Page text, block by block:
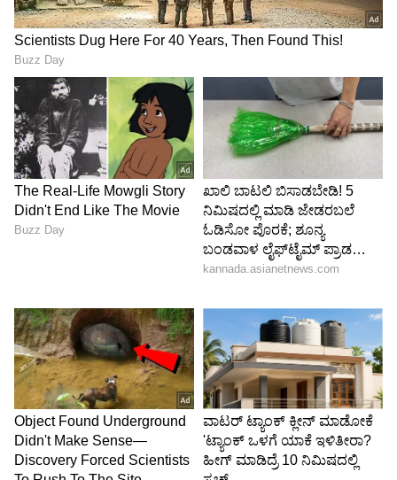
Image Credit :Our Own
NMAX 155 ಟೆಕ್ ಮ್ಯಾಕ್ಸ್‌ಗೆ 155cc ಲಿಕ್ವಿಡ್-ಕೂಲ್ಡ್ ಬ್ಲೂ
ಕೋರ್ ಸಿಂಗಲ್ ಸಿಲಿಂಡರ್ ಎಂಜಿನ್ ಶಕ್ತಿ ನೀಡುತ್ತದೆ.
ವೇರಿಯಬಲ್ ವಾಲ್ವ್ ಆಕ್ಚುಯೇಶನ್ (VVA) ತಂತ್ರಜ್ಞಾನ
ಹೊಂದಿರುವ ಈ ಎಂಜಿನ್, ಜಾಗತಿಕ ಮಾರುಕಟ್ಟೆಯಲ್ಲಿ 15 PS
ಪವರ್ ಮತ್ತು 14 Nm ಟಾರ್ಕ್ ಉತ್ಪಾದಿಸುತ್ತದೆ. ಫೀಚರ್‌ಗಳ
ವಿಚಾರದಲ್ಲೂ ಈ ಸ್ಕೂಟರ್ ಹಿಂದೆ ಬಿದ್ದಿಲ್ಲ.
ಇದರಲ್ಲಿ 4.2-ಇಂಚಿನ TFT ಕಲರ್ ಡಿಸ್‌ಪ್ಲೇ,
ಸ್ಮಾರ್ಟ್‌ಫೋನ್ ಕನೆಕ್ಟಿವಿಟಿ, ಗಾರ್ಮಿನ್ ನ್ಯಾವಿಗೇಷನ್,
ಟೈಪ್-ಸಿ ಚಾರ್ಜಿಂಗ್, ಆಟೋಮ್ಯಾಟಿಕ್ ಸ್ಟಾರ್ಟ್-ಸ್ಟಾಪ್,
ಟ್ರ್ಯಾಕ್ಷನ್ ಕಂಟ್ರೋಲ್, ಡ್ಯುಯಲ್ ಚಾನೆಲ್ ಎಬಿಎಸ್ ಮತ್ತು
ಫುಲ್-ಫೇಸ್ ಹೆಲ್ಮೆಟ್ ಇಡಬಹುದಾದಷ್ಟು ದೊಡ್ಡ
ಅಂಡರ್‌ಸೀಟ್ ಸ್ಟೋರೇಜ್ ಇದೆ.
5
5